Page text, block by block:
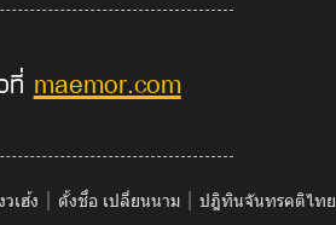
ที่ maemor.com
เฮ้ง | ตั้งชื่อ เปลี่ยนนาม | ปฎิทินจันทรคติไทย